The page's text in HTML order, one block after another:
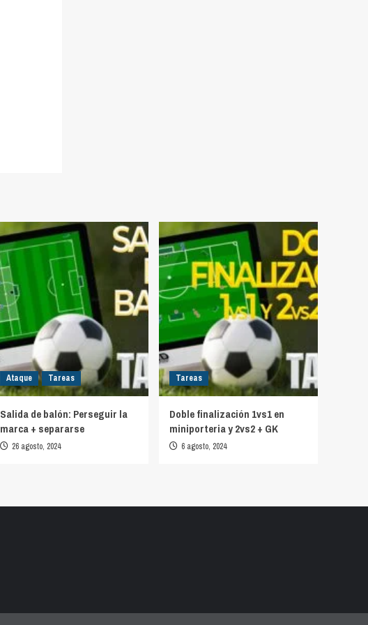
Ataque Tareas
Salida de balón: Perseguir la
marca + separarse
26 agosto, 2024
Tareas
Doble finalización 1vs1 en
miniporteria y 2vs2 + GK
6 agosto, 2024